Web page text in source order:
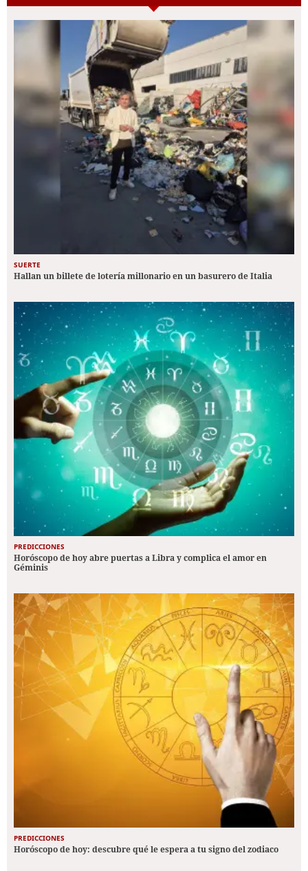
SUERTE
Hallan un billete de lotería millonario en un basurero de Italia
PREDICCIONES
Horóscopo de hoy abre puertas a Libra y complica el amor en
Géminis
PREDICCIONES
Horóscopo de hoy: descubre qué le espera a tu signo del zodiaco